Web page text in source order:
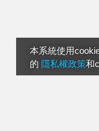
本系統使用
的 隱私權政策和